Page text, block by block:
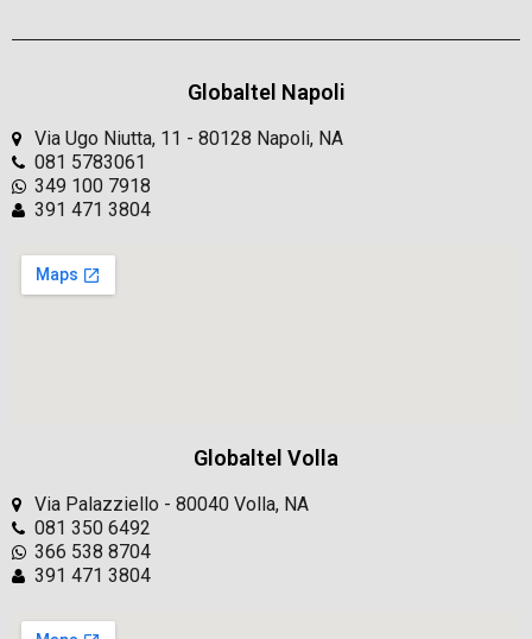
Globaltel Napoli
Via Ugo Niutta, 11 - 80128 Napoli, NA
081 5783061
349 100 7918
391 471 3804
Globaltel Volla
Via Palazziello - 80040 Volla, NA
081 350 6492
366 538 8704
391 471 3804